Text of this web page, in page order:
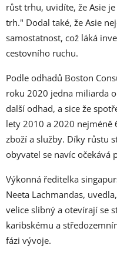
růst trhu, uvidíte, že Asie
trh." Dodal také, že Asie
samostatnost, což láká
cestovního ruchu.
Podle odhadů Boston
roku 2020 jedna miliarda
další odhad, a sice že
lety 2010 a 2020
zboží a služby. Díky růstu
obyvatel se navíc očekává
Výkonná ředitelka
Neeta Lachmandas,
velice slibný a otevírají se
karibskému a
fázi vývoje.